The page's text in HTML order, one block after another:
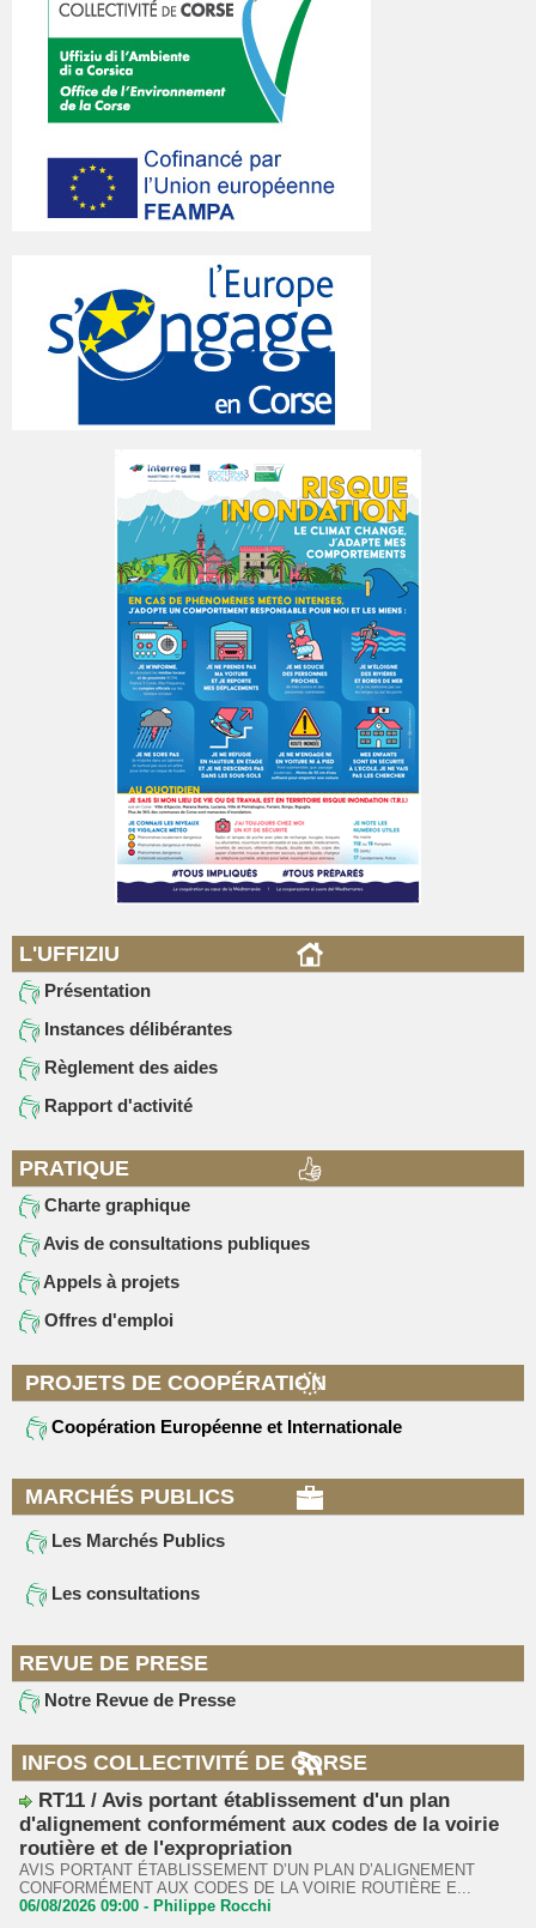
L'UFFIZIU
Présentation
Instances délibérantes
Règlement des aides
Rapport d'activité
PRATIQUE
Charte graphique
Avis de consultations publiques
Appels à projets
Offres d'emploi
PROJETS DE COOPÉRATION
Coopération Européenne et Internationale
MARCHÉS PUBLICS
Les Marchés Publics
Les consultations
REVUE DE PRESE
Notre Revue de Presse
INFOS COLLECTIVITÉ DE CORSE
RT11 / Avis portant établissement d'un plan
d'alignement conformément aux codes de la voirie
routière et de l'expropriation
AVIS PORTANT ÉTABLISSEMENT D’UN PLAN D’ALIGNEMENT
CONFORMÉMENT AUX CODES DE LA VOIRIE ROUTIÈRE E...
06/08/2026 09:00 - Philippe Rocchi